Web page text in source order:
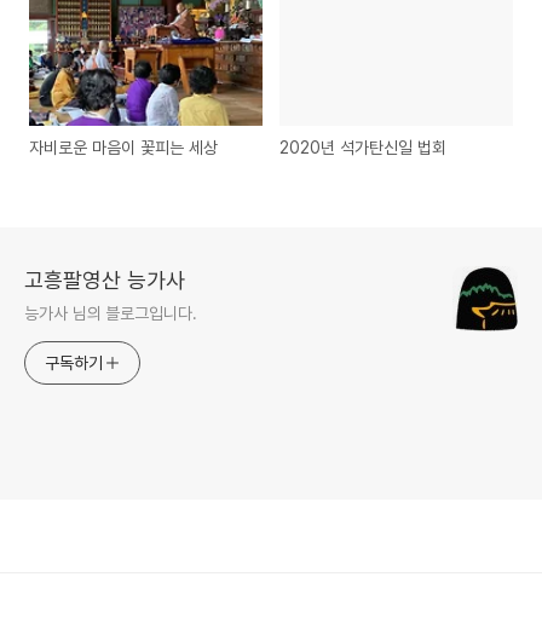
자비로운 마음이 꽃피는 세상 2020년 석가탄신일 법회
고흥팔영산 능가사
능가사 님의 블로그입니다.
구독하기